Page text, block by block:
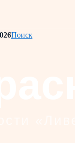
Поиск